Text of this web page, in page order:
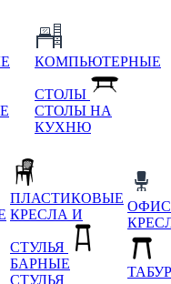
КОМПЬЮТЕРНЫЕ
СТОЛЫ
СТОЛЫ НА
КУХНЮ
ПЛАСТИКОВЫЕ
КРЕСЛА И
СТУЛЬЯ
БАРНЫЕ
СТУЛЬЯ